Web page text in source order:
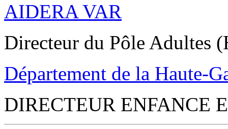
AIDERA VAR
Directeur du Pôle Adultes
Département de la Haute-
DIRECTEUR ENFANCE